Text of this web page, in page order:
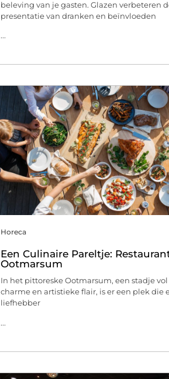
beleving van je gasten. Glazen verbeteren
presentatie van dranken en beïnvloeden
...
Horeca
Een Culinaire Pareltje:
Ootmarsum
In het pittoreske Ootmarsum, een stadje
charme en artistieke flair, is er een plek die
liefhebber
...